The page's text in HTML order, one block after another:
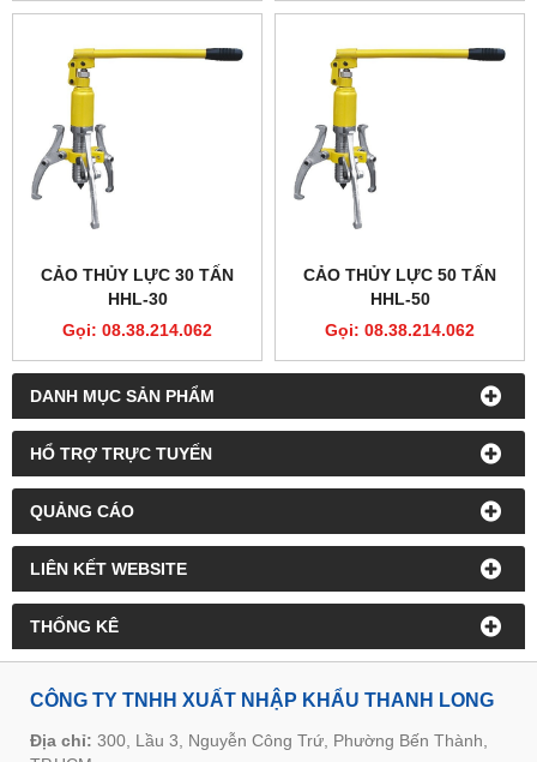
DANH MỤC SẢN PHẨM
HỔ TRỢ TRỰC TUYẾN
QUẢNG CÁO
LIÊN KẾT WEBSITE
THỐNG KÊ
CẢO THỦY LỰC 30 TẤN
HHL-30
Gọi: 08.38.214.062
CẢO THỦY LỰC 50 TẤN
HHL-50
Gọi: 08.38.214.062
CÔNG TY TNHH XUẤT NHẬP KHẨU THANH LONG
Địa chỉ: 300, Lầu 3, Nguyễn Công Trứ, Phường Bến Thành,